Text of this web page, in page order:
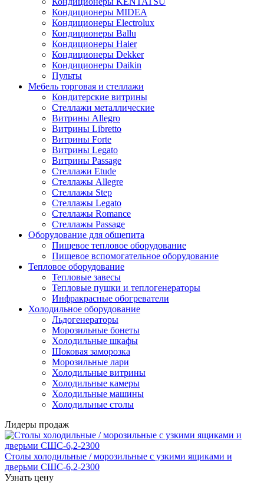
Кондиционеры MIDEA
Кондиционеры Electrolux
Кондиционеры Ballu
Кондиционеры Haier
Кондиционеры Dekker
Кондиционеры Daikin
Пульты
Мебель торговая и стеллажи
Кондитерские витрины
Стеллажи металлические
Витрины Allegro
Витрины Libretto
Витрины Forte
Витрины Legato
Витрины Passage
Стеллажи Etude
Стеллажы Allegre
Стеллажы Step
Стеллажы Legato
Стеллажы Romance
Стеллажы Passage
Оборудование для общепита
Пищевое тепловое оборудование
Пищевое вспомогательное оборудование
Тепловое оборудование
Тепловые завесы
Тепловые пушки и теплогенераторы
Инфракрасные обогреватели
Холодильное оборудование
Льдогенераторы
Морозильные бонеты
Холодильные шкафы
Шоковая заморозка
Морозильные лари
Холодильные витрины
Холодильные камеры
Холодильные машины
Холодильные столы
Лидеры продаж
Столы холодильные / морозильные с узкими ящиками и
дверьми СШС-6,2-2300
Узнать цену